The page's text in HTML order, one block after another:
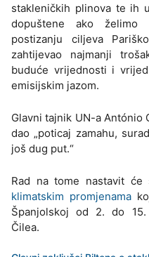
stakleničkih plinova te ih
dopuštene ako želimo
postizanju ciljeva
zahtijevao najmanji
buduće vrijednosti i
emisijskim jazom.
Glavni tajnik UN-a António
dao „poticaj zamahu,
još dug put.“
Rad na tome nastavit će
klimatskim promjenama
Španjolskoj od 2. do
Čilea.